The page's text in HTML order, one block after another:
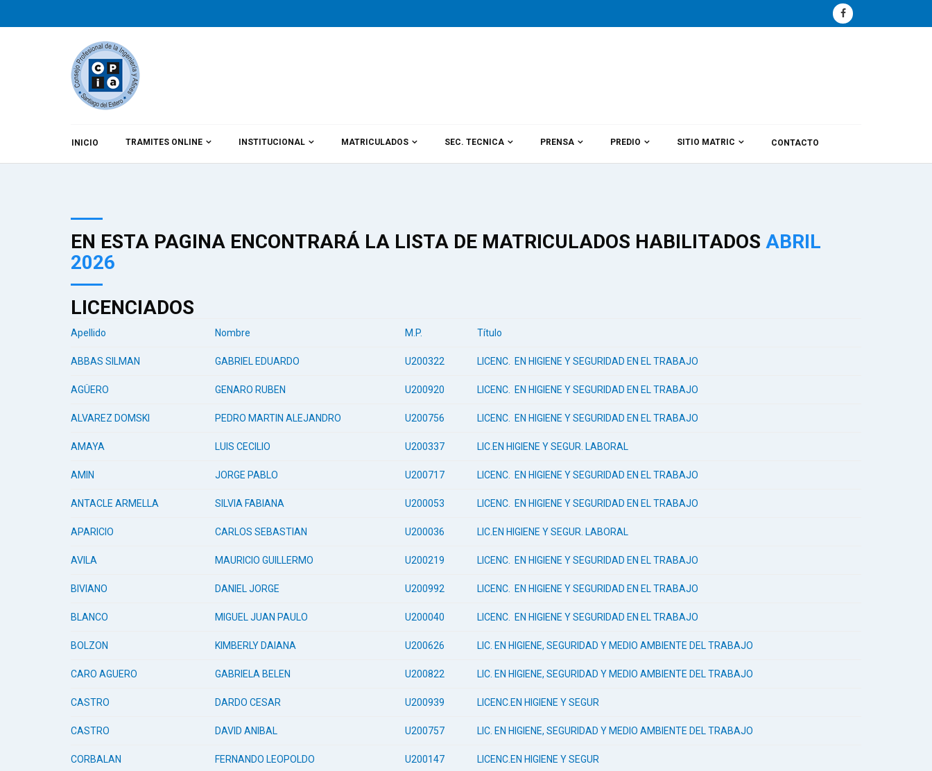
INICIO TRAMITES ONLINE INSTITUCIONAL MATRICULADOS SEC. TECNICA PRENSA PREDIO SITIO MATRIC CONTACTO
EN ESTA PAGINA ENCONTRARÁ LA LISTA DE MATRICULADOS HABILITADOS ABRIL
2026
LICENCIADOS
Apellido Nombre M.P. Título
ABBAS SILMAN GABRIEL EDUARDO U200322 LICENC. EN HIGIENE Y SEGURIDAD EN EL TRABAJO
AGÜERO GENARO RUBEN U200920 LICENC. EN HIGIENE Y SEGURIDAD EN EL TRABAJO
ALVAREZ DOMSKI PEDRO MARTIN ALEJANDRO U200756 LICENC. EN HIGIENE Y SEGURIDAD EN EL TRABAJO
AMAYA LUIS CECILIO U200337 LIC.EN HIGIENE Y SEGUR. LABORAL
AMIN JORGE PABLO U200717 LICENC. EN HIGIENE Y SEGURIDAD EN EL TRABAJO
ANTACLE ARMELLA SILVIA FABIANA U200053 LICENC. EN HIGIENE Y SEGURIDAD EN EL TRABAJO
APARICIO CARLOS SEBASTIAN U200036 LIC.EN HIGIENE Y SEGUR. LABORAL
AVILA MAURICIO GUILLERMO U200219 LICENC. EN HIGIENE Y SEGURIDAD EN EL TRABAJO
BIVIANO DANIEL JORGE U200992 LICENC. EN HIGIENE Y SEGURIDAD EN EL TRABAJO
BLANCO MIGUEL JUAN PAULO U200040 LICENC. EN HIGIENE Y SEGURIDAD EN EL TRABAJO
BOLZON KIMBERLY DAIANA U200626 LIC. EN HIGIENE, SEGURIDAD Y MEDIO AMBIENTE DEL TRABAJO
CARO AGUERO GABRIELA BELEN U200822 LIC. EN HIGIENE, SEGURIDAD Y MEDIO AMBIENTE DEL TRABAJO
CASTRO DARDO CESAR U200939 LICENC.EN HIGIENE Y SEGUR
CASTRO DAVID ANIBAL U200757 LIC. EN HIGIENE, SEGURIDAD Y MEDIO AMBIENTE DEL TRABAJO
CORBALAN FERNANDO LEOPOLDO U200147 LICENC.EN HIGIENE Y SEGUR